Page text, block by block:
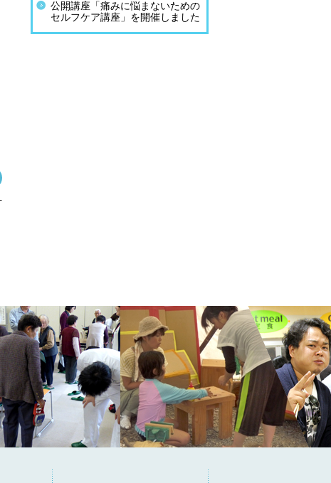
公開講座「痛みに悩まないための
セルフケア講座」を開催しました